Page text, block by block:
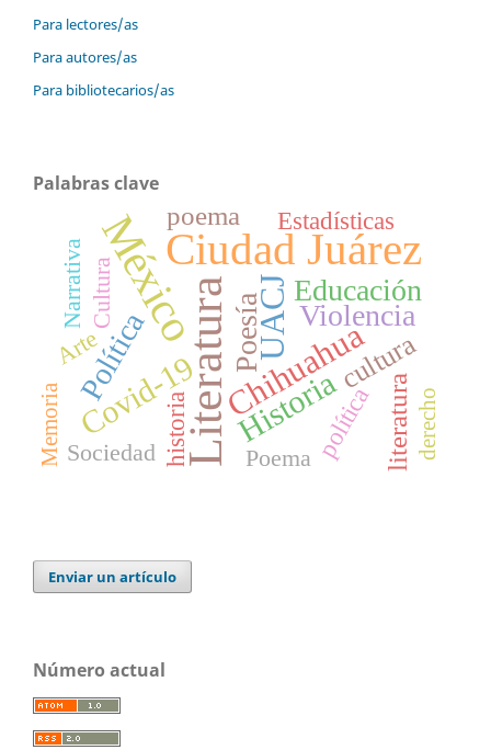
Para lectores/as
Para autores/as
Para bibliotecarios/as
Palabras clave
Literatura
Ciudad Juárez
México UACJ
Chihuahua
Historia
Covid-19
Poesía Violencia
Educación
Política cultura
poema
literatura
Estadísticas
política
historia
Cultura
Poema
Arte
Sociedad
Narrativa
derecho
Memoria
Enviar un artículo
Número actual